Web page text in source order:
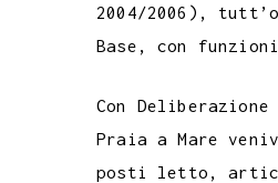
2004/2006),
Base, con
Con
Praia a Mare
posti letto,